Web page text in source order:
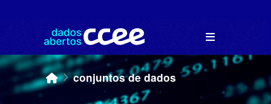
conjuntos de dados